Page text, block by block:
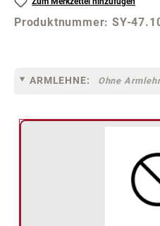
Produktnummer:SY-
ARMLEHNE: Ohne